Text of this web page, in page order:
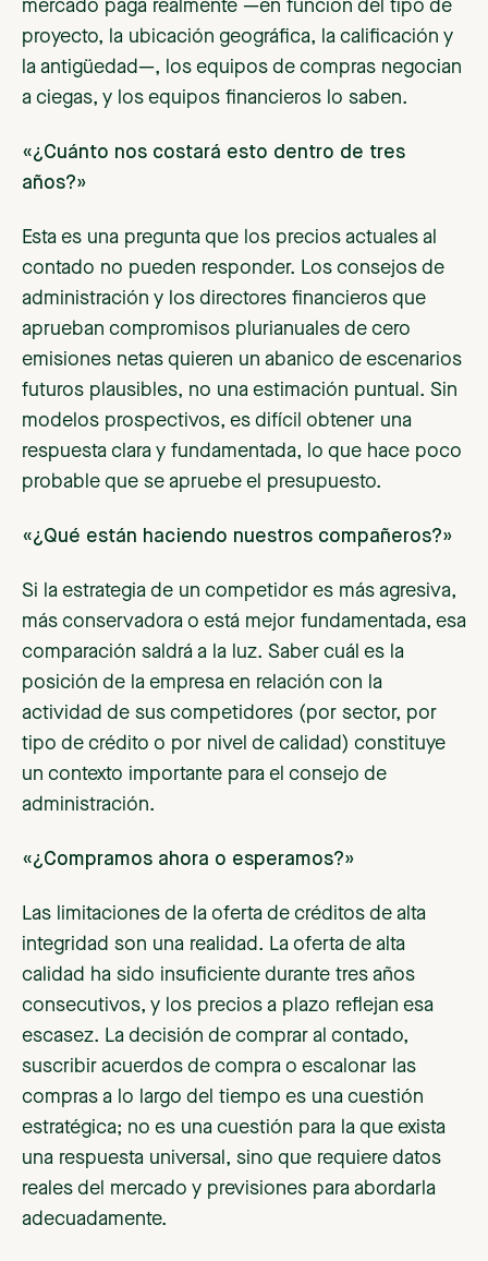
mercado paga realmente —en función del tipo de
proyecto, la ubicación geográfica, la calificación y
la antigüedad—, los equipos de compras negocian
a ciegas, y los equipos financieros lo saben.
«¿Cuánto nos costará esto dentro de tres
años?»
Esta es una pregunta que los precios actuales al
contado no pueden responder. Los consejos de
administración y los directores financieros que
aprueban compromisos plurianuales de cero
emisiones netas quieren un abanico de escenarios
futuros plausibles, no una estimación puntual. Sin
modelos prospectivos, es difícil obtener una
respuesta clara y fundamentada, lo que hace poco
probable que se apruebe el presupuesto.
«¿Qué están haciendo nuestros compañeros?»
Si la estrategia de un competidor es más agresiva,
más conservadora o está mejor fundamentada, esa
comparación saldrá a la luz. Saber cuál es la
posición de la empresa en relación con la
actividad de sus competidores (por sector, por
tipo de crédito o por nivel de calidad) constituye
un contexto importante para el consejo de
administración.
«¿Compramos ahora o esperamos?»
Las limitaciones de la oferta de créditos de alta
integridad son una realidad. La oferta de alta
calidad ha sido insuficiente durante tres años
consecutivos, y los precios a plazo reflejan esa
escasez. La decisión de comprar al contado,
suscribir acuerdos de compra o escalonar las
compras a lo largo del tiempo es una cuestión
estratégica; no es una cuestión para la que exista
una respuesta universal, sino que requiere datos
reales del mercado y previsiones para abordarla
adecuadamente.